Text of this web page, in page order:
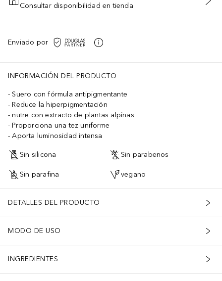
AÑADIR AL CARRITO
Consultar disponibilidad en tienda
Enviado por
INFORMACIÓN DEL PRODUCTO
Suero con fórmula antipigmentante
Reduce la hiperpigmentación
nutre con extracto de plantas alpinas
Proporciona una tez uniforme
Aporta luminosidad intensa
Sin silicona Sin parabenos
Sin parafina vegano
DETALLES DEL PRODUCTO
MODO DE USO
INGREDIENTES